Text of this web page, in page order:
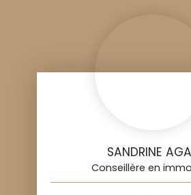
SANDRINE
Conseillère en